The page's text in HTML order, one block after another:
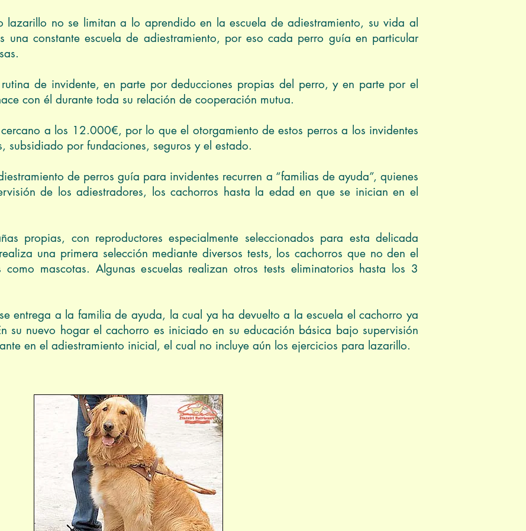
lazarillo no se limitan a lo aprendido en la escuela de adiestramiento, su vida al
constante escuela de adiestramiento, por eso cada perro guía en particular
de invidente, en parte por deducciones propias del perro, y en parte por el
con él durante toda su relación de cooperación mutua.
a los 12.000€, por lo que el otorgamiento de estos perros a los invidentes
subsidiado por fundaciones, seguros y el estado.
de perros guía para invidentes recurren a “familias de ayuda”, quienes
de los adiestradores, los cachorros hasta la edad en que se inician en el
propias, con reproductores especialmente seleccionados para esta delicada
una primera selección mediante diversos tests, los cachorros que no den el
como mascotas. Algunas escuelas realizan otros tests eliminatorios hasta los 3
entrega a la familia de ayuda, la cual ya ha devuelto a la escuela el cachorro ya
su nuevo hogar el cachorro es iniciado en su educación básica bajo supervisión
en el adiestramiento inicial, el cual no incluye aún los ejercicios para lazarillo.
Foto: Mónica González